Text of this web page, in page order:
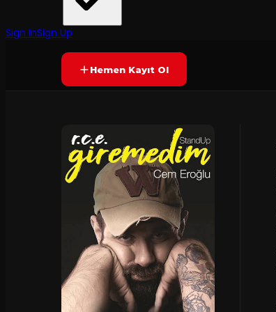
Sign InSign UpYAKINDA Yetersiz oy
Hemen Kayıt Ol